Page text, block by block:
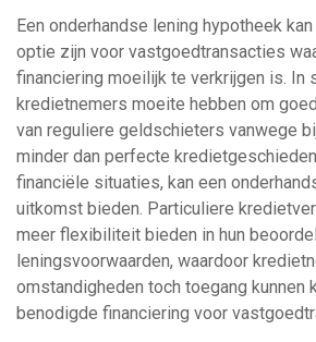
Een onderhandse lening hypotheek
optie zijn voor vastgoedtransacties
financiering moeilijk te verkrijgen is. In
kredietnemers moeite hebben om
van reguliere geldschieters vanwege
minder dan perfecte
financiële situaties, kan een
uitkomst bieden. Particuliere
meer flexibiliteit bieden in hun
leningsvoorwaarden, waardoor
omstandigheden toch toegang kunnen
benodigde financiering voor